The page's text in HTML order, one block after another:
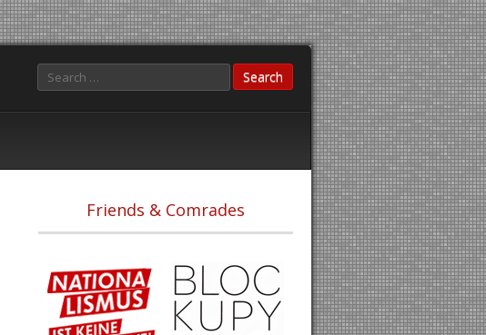
Search
Friends & Comrades